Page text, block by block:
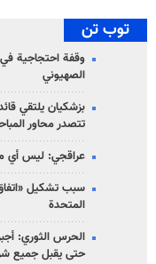
توب تن
وقفة احتجاجية في
الصهیوني
بزشكيان يلتقي
تتصدر محاور
عراقجي: ليس أي
سبب تشكيل
المتحدة
الحرس الثوري:
حتى يقبل جميع